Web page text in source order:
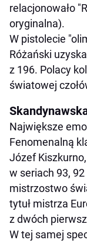
relacjonowało
oryginalna).
W pistolecie
Różański
z 196. Polacy
światowej
Największe
Fenomenalną
Józef
w seriach 93,
mistrzostwo
tytuł mistrza
z dwóch
W tej samej